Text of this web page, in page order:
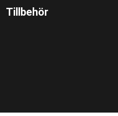
Tillbehör